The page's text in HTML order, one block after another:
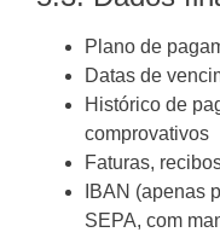
Plano de
Datas de
Histórico de
comprovativos
Faturas,
IBAN (apenas
SEPA, com